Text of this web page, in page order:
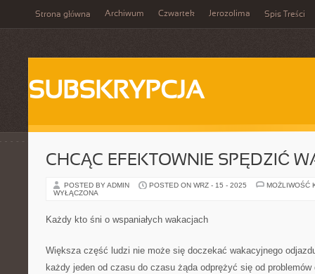
Strona główna Archiwum Czwartek Jerozolima Spis Treści
SUBSKRYPCJA
CHCĄC EFEKTOWNIE SPĘDZIĆ
POSTED BY ADMIN POSTED ON WRZ - 15 - 2025
MOŻLIWOŚĆ
WYŁĄCZONA
Każdy kto śni o wspaniałych wakacjach
Większa część ludzi nie może się doczekać wakacyjnego
każdy jeden od czasu do czasu żąda odprężyć się od